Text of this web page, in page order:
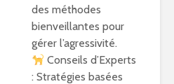
des méthodes
bienveillantes pour
gérer l’agressivité.
Conseils d’Experts
: Stratégies basées